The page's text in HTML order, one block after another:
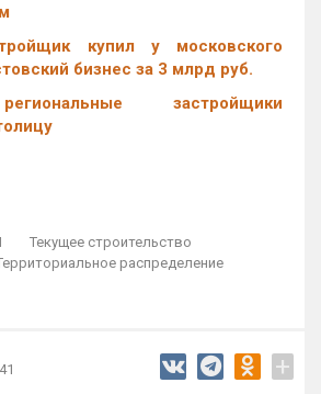
купил у московского
бизнес за 3 млрд руб.
застройщики
Текущее строительство
распределение
+